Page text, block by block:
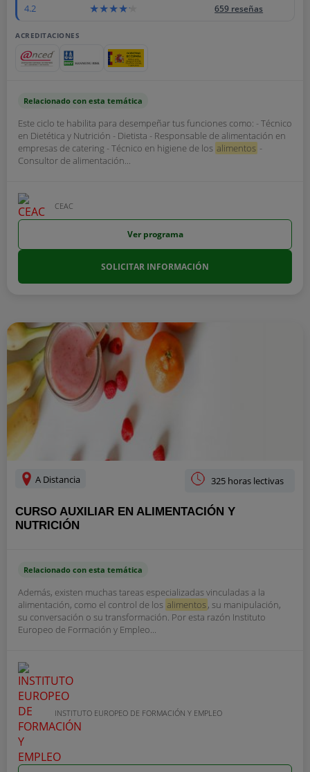
4.2 659 reseñas
ACREDITACIONES
Relacionado con esta temática
Este ciclo te habilita para desempeñar tus funciones como: - Técnico
en Dietética y Nutrición - Dietista - Responsable de alimentación en
empresas de catering - Técnico en higiene de los alimentos -
Consultor de alimentación...
CEAC
Ver programa
SOLICITAR INFORMACIÓN
A Distancia 325 horas lectivas
CURSO AUXILIAR EN ALIMENTACIÓN Y
NUTRICIÓN
Relacionado con esta temática
Además, existen muchas tareas especializadas vinculadas a la
alimentación, como el control de los alimentos, su manipulación,
su conversación o su transformación. Por esta razón Instituto
Europeo de Formación y Empleo...
INSTITUTO EUROPEO DE FORMACIÓN Y EMPLEO